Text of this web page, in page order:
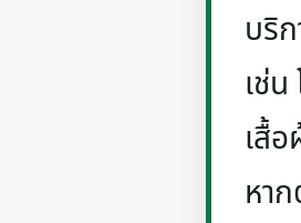
บริ
เช่
เสื้
หา